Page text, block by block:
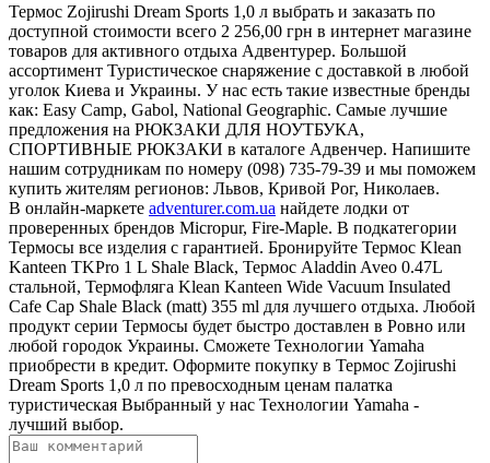
Термос Zojirushi Dream Sports 1,0 л выбрать и заказать по
доступной стоимости всего 2 256,00 грн в интернет магазине
товаров для активного отдыха Адвентурер. Большой
ассортимент Туристическое снаряжение с доставкой в любой
уголок Киева и Украины. У нас есть такие известные бренды
как: Easy Camp, Gabol, National Geographic. Самые лучшие
предложения на РЮКЗАКИ ДЛЯ НОУТБУКА,
СПОРТИВНЫЕ РЮКЗАКИ в каталоге Адвенчер. Напишите
нашим сотрудникам по номеру (098) 735-79-39 и мы поможем
купить жителям регионов: Львов, Кривой Рог, Николаев.
В онлайн-маркете adventurer.com.ua найдете лодки от
проверенных брендов Micropur, Fire-Maple. В подкатегории
Термосы все изделия с гарантией. Бронируйте Термос Klean
Kanteen TKPro 1 L Shale Black, Термос Aladdin Aveo 0.47L
стальной, Термофляга Klean Kanteen Wide Vacuum Insulated
Cafe Cap Shale Black (matt) 355 ml для лучшего отдыха. Любой
продукт серии Термосы будет быстро доставлен в Ровно или
любой городок Украины. Сможете Технологии Yamaha
приобрести в кредит. Оформите покупку в Термос Zojirushi
Dream Sports 1,0 л по превосходным ценам палатка
туристическая Выбранный у нас Технологии Yamaha -
лучший выбор.